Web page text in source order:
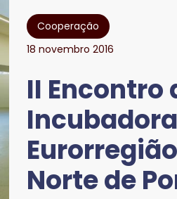
Cooperação
18 novembro 2016
II Encontro
Norte de